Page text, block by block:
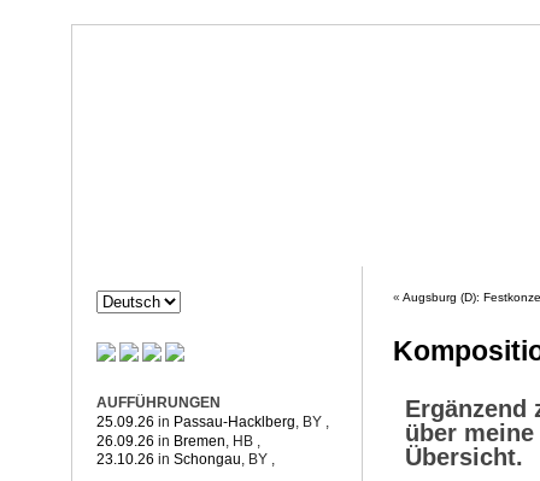
« Augsburg (D):
Ergänzend
über
Übersicht.
AUFFÜHRUNGEN
25.09.26 in Passau-Hacklberg , BY
26.09.26 in Bremen , HB
23.10.26 in Schongau, BY ,